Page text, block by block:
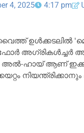
4, 2025 4:17 pm
ഉൾക്കടലിൽ
ഫോർ
ഹായ് ആണ്